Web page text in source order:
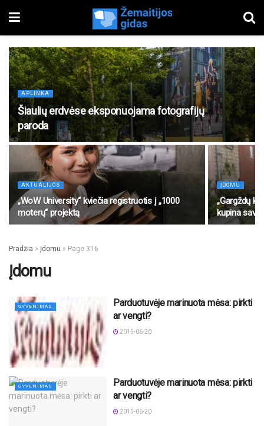
APLINKA
Šiaulių erdvėse eksponuojama fotografijų
paroda
AKTUALIJOS
„WoW University“ kviečia registruotis į „1000
moterų“ projektą
ĮDOMU
„Gargždų
kupina
Pradžia » Įdomu » Page 316
Įdomu
GYVENIMAS
Parduotuvėje marinuota mėsa: pirkti
ar vengti?
2015-06-20
GYVENIMAS
Parduotuvėje marinuota mėsa: pirkti
ar vengti?
2015-06-20